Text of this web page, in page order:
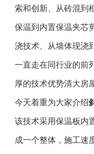
索和创新、从砖混到
保温到内置保温夹芯
浇技术、从墙体现浇
一直走在同行业的前
厚的技术优势清大房
今天着重为大家介绍
该技术采用保温板内
成一个整体，施工速